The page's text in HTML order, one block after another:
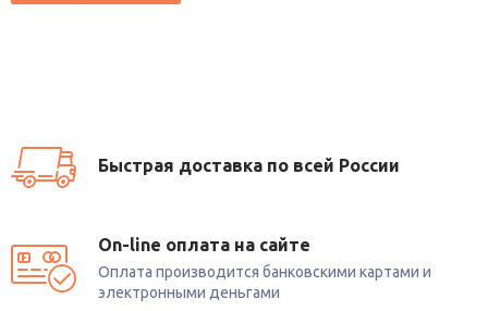
Быстрая доставка по всей России
On-line оплата на сайте
Оплата производится банковскими картами и
электронными деньгами